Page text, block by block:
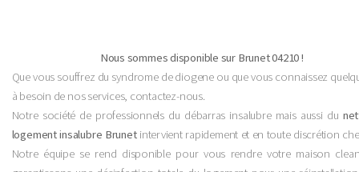
Nous sommes disponible sur Brunet 04210 !
Que vous souffrez du syndrome de diogene ou que vous connaissez
à besoin de nos services, contactez-nous.
Notre société de professionnels du débarras insalubre mais aussi du
logement insalubre Brunet intervient rapidement et en toute discrétion
Notre équipe se rend disponible pour vous rendre votre maison